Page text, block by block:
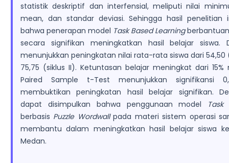
statistik deskriptif dan interfensial, meliputi nilai
mean, dan standar deviasi. Sehingga hasil penelitian
bahwa penerapan model Task Based Learning
secara signifikan meningkatkan hasil belajar siswa.
menunjukkan peningkatan nilai rata-rata siswa dari 54,50
75,75 (siklus II). Ketuntasan belajar meningkat dari 15%
Paired Sample t-Test menunjukkan signifikansi
membuktikan peningkatan hasil belajar signifikan.
dapat disimpulkan bahwa penggunaan model Task
berbasis Puzzle Wordwallpada materi sistem operasi
membantu dalam meningkatkan hasil belajar siswa
Medan.